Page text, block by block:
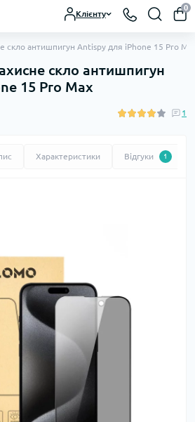
Клієнту
0
скло антишпигун Antispy для iPhone 15 Pro
скло антишпигун
15 Pro Max
1
Характеристики Відгуки 1